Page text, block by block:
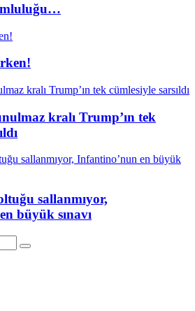
kralı Trump’ın tek
sallanmıyor,
büyük sınavı